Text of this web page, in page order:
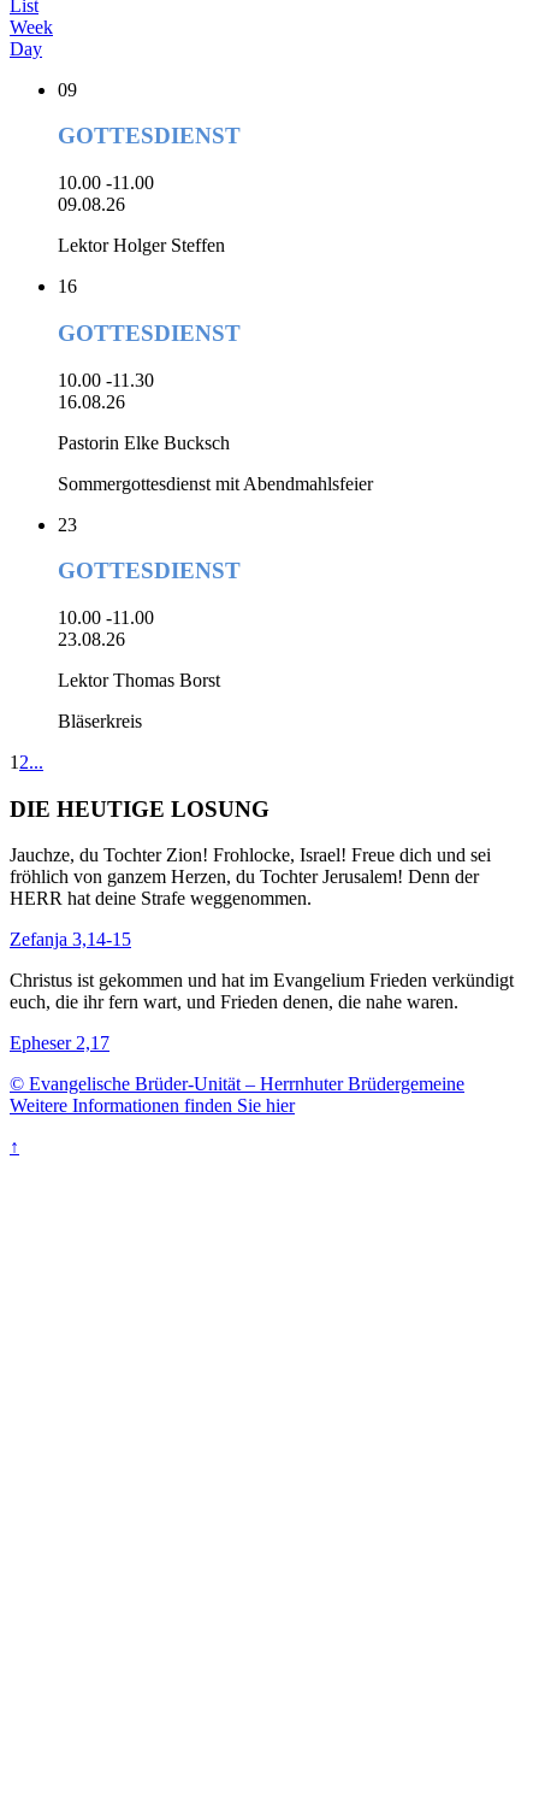
List
Week
Day
09
GOTTESDIENST
10.00 -11.00
09.08.26
Lektor Holger Steffen
16
GOTTESDIENST
10.00 -11.30
16.08.26
Pastorin Elke Bucksch
Sommergottesdienst mit Abendmahlsfeier
23
GOTTESDIENST
10.00 -11.00
23.08.26
Lektor Thomas Borst
Bläserkreis
1 2...
DIE HEUTIGE LOSUNG
Jauchze, du Tochter Zion! Frohlocke, Israel! Freue dich und sei
fröhlich von ganzem Herzen, du Tochter Jerusalem! Denn der
HERR hat deine Strafe weggenommen.
Zefanja 3,14-15
Christus ist gekommen und hat im Evangelium Frieden verkündigt
euch, die ihr fern wart, und Frieden denen, die nahe waren.
Epheser 2,17
© Evangelische Brüder-Unität – Herrnhuter Brüdergemeine
Weitere Informationen finden Sie hier
↑